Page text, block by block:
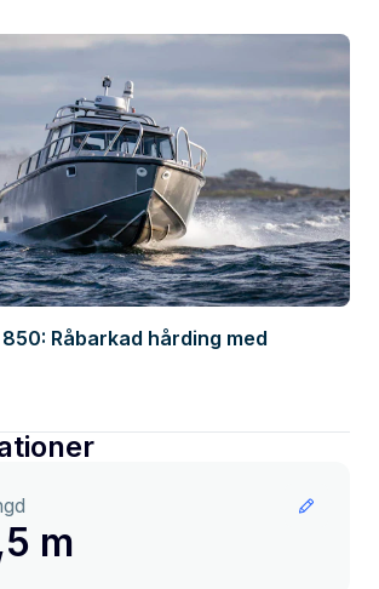
850: Råbarkad hårding med
m